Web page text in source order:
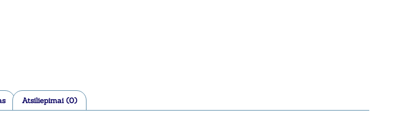
Atsiliepimai (0)